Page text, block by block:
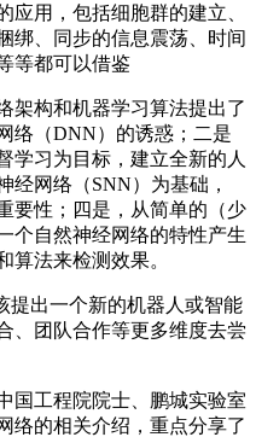
用，包括细胞群的建立、
绑、同步的信息震荡、时间
等都可以借鉴
构和机器学习算法提出了
络（DNN）的诱惑；二是
学习为目标，建立全新的人
经网络（SNN）为基础，
要性；四是，从简单的（少
个自然神经网络的特性产生
算法来检测效果。
出一个新的机器人或智能
、团队合作等更多维度去尝
工程院院士、鹏城实验室
络的相关介绍，重点分享了